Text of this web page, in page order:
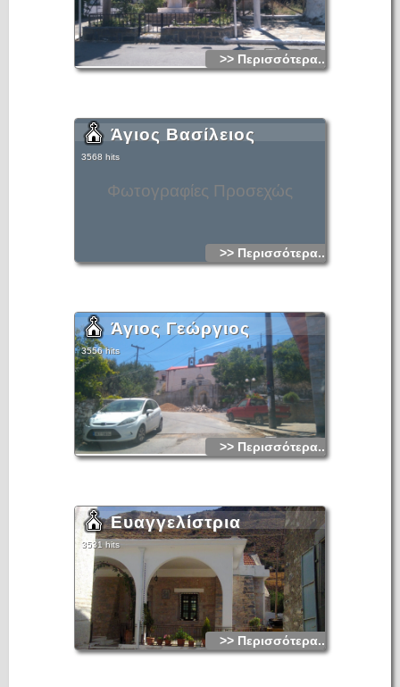
>> Περισσότερα...
Φωτογραφίες Προσεχώς
Άγιος Βασίλειος
3568 hits
>> Περισσότερα...
Άγιος Γεώργιος
3556 hits
>> Περισσότερα...
Ευαγγελίστρια
3531 hits
>> Περισσότερα...